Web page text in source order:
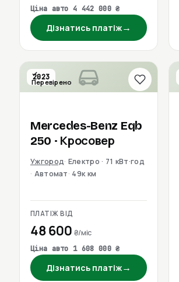
Ціна авто 4 442 000 ₴
Дізнатись платіж→
2023
Перевірено
Mercedes-Benz Eqb
250 · Кросовер
Ужгород Електро · 71 кВт·год
Автомат 49к км
ПЛАТІЖ ВІД
48 600 ₴/міс
Ціна авто 1 608 000 ₴
Дізнатись платіж→